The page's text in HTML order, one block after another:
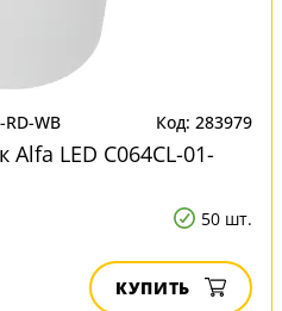
WB Код: 283979
LED C064CL-01-
50 шт.
КУПИТЬ